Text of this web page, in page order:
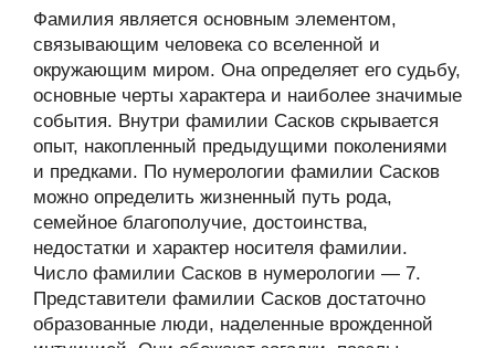
Фамилия является основным элементом,
связывающим человека со вселенной и
окружающим миром. Она определяет его судьбу,
основные черты характера и наиболее значимые
события. Внутри фамилии Сасков скрывается
опыт, накопленный предыдущими поколениями
и предками. По нумерологии фамилии Сасков
можно определить жизненный путь рода,
семейное благополучие, достоинства,
недостатки и характер носителя фамилии.
Число фамилии Сасков в нумерологии — 7.
Представители фамилии Сасков достаточно
образованные люди, наделенные врожденной